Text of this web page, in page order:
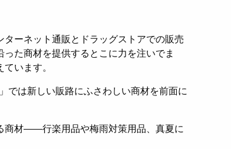
ーネット通販とドラッグストアでの販売
た商材を提供するとこに力を注いでま
います。
では新しい販路にふさわしい商材を前面に
商材――行楽用品や梅雨対策用品、真夏に